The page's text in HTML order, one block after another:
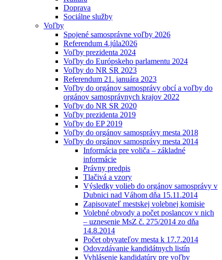
Doprava
Sociálne služby
Voľby
Spojené samosprávne voľby 2026
Referendum 4.júla2026
Voľby prezidenta 2024
Voľby do Európskeho parlamentu 2024
Voľby do NR SR 2023
Referendum 21. januára 2023
Voľby do orgánov samosprávy obcí a voľby do
orgánov samosprávnych krajov 2022
Voľby do NR SR 2020
Voľby prezidenta 2019
Voľby do EP 2019
Voľby do orgánov samosprávy mesta 2018
Voľby do orgánov samosprávy mesta 2014
Informácia pre voliča – základné
informácie
Právny predpis
Tlačivá a vzory
Výsledky volieb do orgánov samosprávy v
Dubnici nad Váhom dňa 15.11.2014
Zapisovateľ mestskej volebnej komisie
Volebné obvody a počet poslancov v nich
– uznesenie MsZ č. 275/2014 zo dňa
14.8.2014
Počet obyvateľov mesta k 17.7.2014
Odovzdávanie kandidátnych listín
Vyhlásenie kandidatúry pre voľby